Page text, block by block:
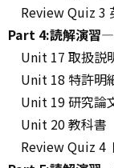
Review Quiz 3
Part 4:読解演習―
Unit 17 取扱説
Unit 18 特許明
Unit 19 研究論
Unit 20 教科書
Review Quiz 4